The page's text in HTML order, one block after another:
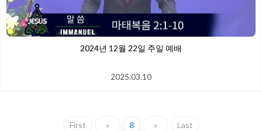
2024년 12월 22일 주일 예배
2025.03.10
First « 8 » Last